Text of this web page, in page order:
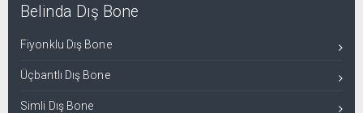
Belinda Dış Bone
Fiyonklu Dış Bone
Üçbantlı Dış Bone
Simli Dış Bone